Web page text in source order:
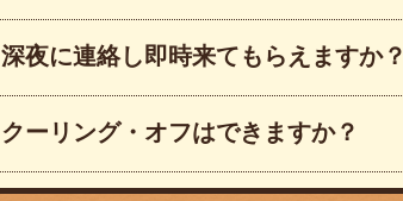
深夜に連絡し即時来てもらえますか？
クーリング・オフはできますか？